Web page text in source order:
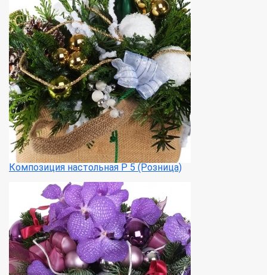
Композиция настольная Р 5 (Розница)